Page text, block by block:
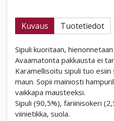
Kuvaus Tuotetiedot
Sipuli kuoritaan,
Avaamatonta pakkausta ei
Karamellisoitu sipuli tuo esiin
maun. Sopii mainiosti
vaikkapa mausteeksi.
Sipuli (90,5%), fariinisokeri
viinietikka, suola.